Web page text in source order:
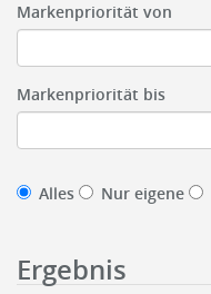
Markenpriorität von
Markenpriorität bis
Alles Nur eigene
Ergebnis